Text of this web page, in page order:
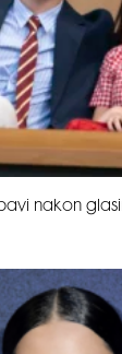
nakon